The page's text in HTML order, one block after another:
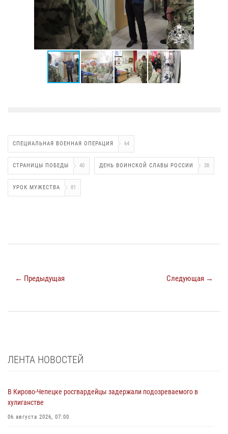
СПЕЦИАЛЬНАЯ ВОЕННАЯ ОПЕРАЦИЯ 64
СТРАНИЦЫ ПОБЕДЫ 40 ДЕНЬ ВОИНСКОЙ СЛАВЫ РОССИИ 38
УРОК МУЖЕСТВА 81
← Предыдущая Следующая →
ЛЕНТА НОВОСТЕЙ
В Кирово-Чепецке росгвардейцы задержали подозреваемого в
хулиганстве
06 августа 2026, 07:00